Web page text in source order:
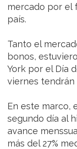
mercado por el
país.
Tanto el
bonos,
York por el Día
viernes tendrán
En este marco,
segundo día al
avance
más del 27%